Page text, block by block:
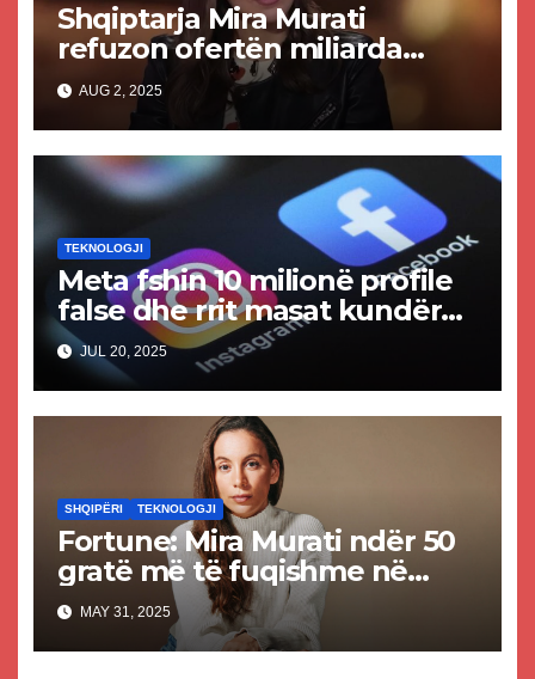
Shqiptarja Mira Murati
refuzon ofertën miliarda
dollarë nga Zuckerbergu i
Meta
AUG 2, 2025
TEKNOLOGJI
Meta fshin 10 milionë profile
false dhe rrit masat kundër
përmbajtjes së rreme dhe të
krijuar nga AI
JUL 20, 2025
SHQIPËRI TEKNOLOGJI
Fortune: Mira Murati ndër 50
gratë më të fuqishme në
botë
MAY 31, 2025